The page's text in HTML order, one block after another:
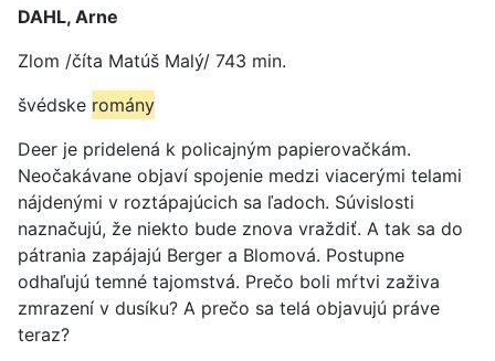
DAHL, Arne
Zlom /číta Matúš Malý/ 743 min.
švédske romány
Deer je pridelená k policajným papierovačkám.
Neočakávane objaví spojenie medzi viacerými telami
nájdenými v roztápajúcich sa ľadoch. Súvislosti
naznačujú, že niekto bude znova vraždiť. A tak sa do
pátrania zapájajú Berger a Blomová. Postupne
odhaľujú temné tajomstvá. Prečo boli mŕtvi zaživa
zmrazení v dusíku? A prečo sa telá objavujú práve
teraz?